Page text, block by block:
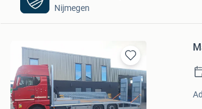
Nijmegen
Bewaren
in
Mijn
Favorieten